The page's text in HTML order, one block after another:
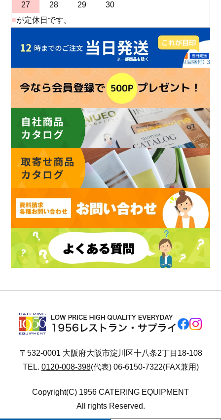
27
28 29
30
■が定休日です。
〒532-0001 大阪府大阪市淀川区十八条2丁目18-108
TEL. 0120-008-398(代表) 06-6150-7322(FAX兼用)
Copyright(C) 1956 CATERING EQUIPMENT
All rights Reserved.